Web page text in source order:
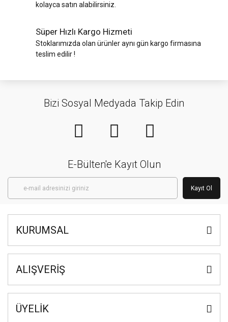
kolayca satın alabilirsiniz.
Süper Hızlı Kargo Hizmeti
Stoklarımızda olan ürünler aynı gün kargo firmasına
teslim edilir !
Bizi Sosyal Medyada Takip Edin
E-Bülten'e Kayıt Olun
Kayıt Ol
KURUMSAL
ALIŞVERİŞ
ÜYELİK